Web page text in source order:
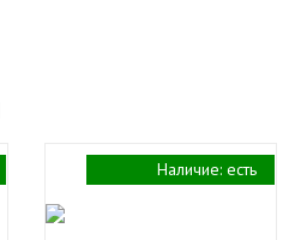
Наличие: есть